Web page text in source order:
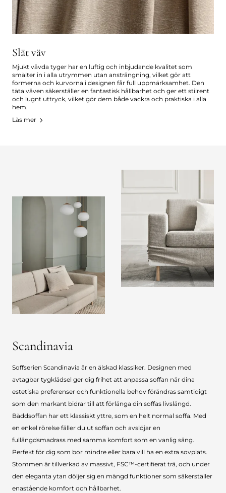
Slät väv
Mjukt vävda tyger har en luftig och inbjudande kvalitet som
smälter in i alla utrymmen utan ansträngning, vilket gör att
formerna och kurvorna i designen får full uppmärksamhet. Den
täta väven säkerställer en fantastisk hållbarhet och ger ett stilrent
och lugnt uttryck, vilket gör dem både vackra och praktiska i alla
hem.
Läs mer
Scandinavia
Soffserien Scandinavia är en älskad klassiker. Designen med
avtagbar tygklädsel ger dig frihet att anpassa soffan när dina
estetiska preferenser och funktionella behov förändras samtidigt
som den markant bidrar till att förlänga din soffas livslängd.
Bäddsoffan har ett klassiskt yttre, som en helt normal soffa. Med
en enkel rörelse fäller du ut soffan och avslöjar en
fullängdsmadrass med samma komfort som en vanlig säng.
Perfekt för dig som bor mindre eller bara vill ha en extra sovplats.
Stommen är tillverkad av massivt, FSC™-certifierat trä, och under
den eleganta ytan döljer sig en mängd funktioner som säkerställer
enastående komfort och hållbarhet.